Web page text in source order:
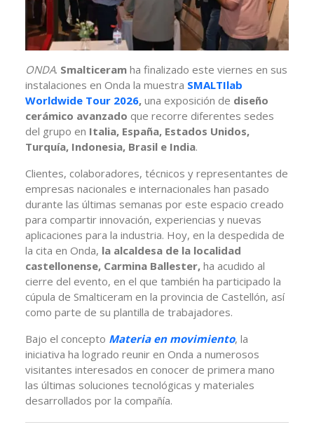
ONDA. Smalticeram ha finalizado este viernes en sus
instalaciones en Onda la muestra SMALTIlab
Worldwide Tour 2026, una exposición de diseño
cerámico avanzado que recorre diferentes sedes
del grupo en Italia, España, Estados Unidos,
Turquía, Indonesia, Brasil e India.
Clientes, colaboradores, técnicos y representantes de
empresas nacionales e internacionales han pasado
durante las últimas semanas por este espacio creado
para compartir innovación, experiencias y nuevas
aplicaciones para la industria. Hoy, en la despedida de
la cita en Onda, la alcaldesa de la localidad
castellonense, Carmina Ballester, ha acudido al
cierre del evento, en el que también ha participado la
cúpula de Smalticeram en la provincia de Castellón, así
como parte de su plantilla de trabajadores.
Bajo el concepto Materia en movimiento, la
iniciativa ha logrado reunir en Onda a numerosos
visitantes interesados en conocer de primera mano
las últimas soluciones tecnológicas y materiales
desarrollados por la compañía.